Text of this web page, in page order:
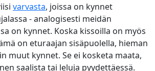
varvasta, joissa on kynnet
- analogisesti meidän
on kynnet. Koska kissoilla on myös
on eturaajan sisäpuolella, hieman
muut kynnet. Se ei kosketa maata,
saalista tai leluja pyydettäessä.